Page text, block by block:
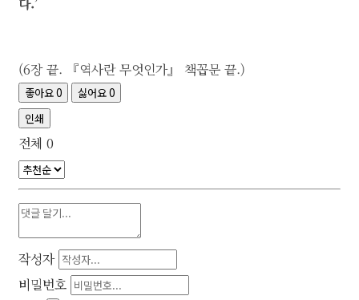
다.’
(6장 끝. 『역사란 무엇인가』 책꼽문 끝.)
좋아요0 싫어요0
인쇄
전체 0
작성자
비밀번호